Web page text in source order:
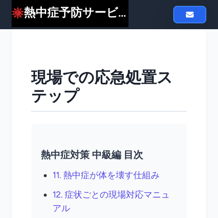
熱中症予防サービスheat119
現場での応急処置ス
テップ
熱中症対策 中級編 目次
11. 熱中症が体を壊す仕組み
12. 症状ごとの現場対応マニュ
アル